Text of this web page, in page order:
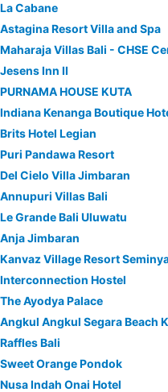
La Cabane
Astagina Resort Villa and Spa
Maharaja Villas Bali - CHSE
Jesens Inn II
PURNAMA HOUSE KUTA
Indiana Kenanga Boutique
Brits Hotel Legian
Puri Pandawa Resort
Del Cielo Villa Jimbaran
Annupuri Villas Bali
Le Grande Bali Uluwatu
Anja Jimbaran
Kanvaz Village Resort
Interconnection Hostel
The Ayodya Palace
Angkul Angkul Segara Beach
Raffles Bali
Sweet Orange Pondok
Nusa Indah Onai Hotel